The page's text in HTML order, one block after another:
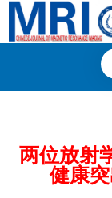
两位放射
健康